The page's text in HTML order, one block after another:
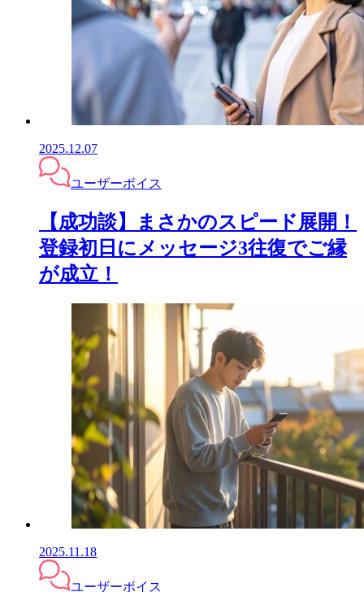
2025.12.07
ユーザーボイス
【成功談】まさかのスピード展開！
登録初日にメッセージ3往復でご縁
が成立！
2025.11.18
ユーザーボイス